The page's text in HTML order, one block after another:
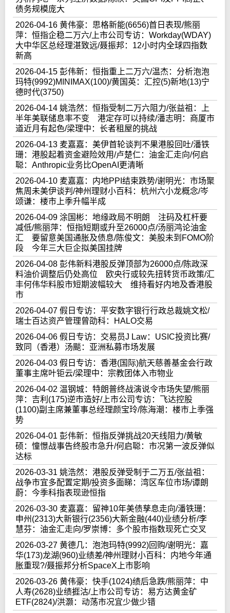
债务规模庞大
2026-04-16 黄伟豪：思格新能(6656)首日表现/熊丽
萍：恒指企稳二万六/上市公司专访：Workday(WDAY)
大中华区总经理湛致远/聂振邦：12小时内全球四指数
新高
2026-04-15 彭伟新：恒指重上二万六/温杰：分析泡泡
玛特(9992)MINIMAX(100)/黄国英：汇控(5)新地(13)宁
德时代(3750)
2026-04-14 姚浩然：恒指受制二万六阻力/张益祖：上
半年美联储息率不变 港定存可以持续/潘志明：商厦市
道近月有起色/梁理中：长者租屋的挑战
2026-04-13 麦嘉嘉：美伊首轮谈判不果港股回吐/潘铁
珊：港股起着资金避险效用/卢楚仁：油金汇走向/何启
聪：Anthropic业务比OpenAI更清晰
2026-04-10 麦嘉嘉：内地PPI结束跌势/谢明光：市场聚
焦周未美伊谈判/神州理财小百科：杭州六小龙概念/岑
颂谦：楼市上季升幅半成
2026-04-09 涂国彬：地缘政局不明朗 注码及杠杆要
减低/熊丽萍：恒指短期或升至26000点/汤丽鸿论油金
汇 要留意美国通胀及债息/陈俊文：美股未到FOMO阶
段 今年三大巨企拟美国挂牌
2026-04-08 彭伟新料港股反弹顶部为26000点/陈政深
料油价调整后仍处高位 欧央行或较先扭转货币政策/汇
丰何伟华料股市短期波幅较大 维持看好内地及香港股
市
2026-04-07 假日专访：平安数字银行行政总裁姚文松/
瑞士百达资产管理曾劭科：HALO交易
2026-04-06 假日专访：交易员J Law：USIC投资比赛/
致同（香港）汤颷：亚洲私募市场发展
2026-04-03 假日专访：香港(国际)航天慈善基金会行政
董事主席叶钜云/梁理中：宗教团体入市物业
2026-04-02 温钢城：特朗普终战演说令市场失望/熊丽
萍：吉利(175)逆市造好/上市公司专访：飞达控股
(1100)副主席兼董事总经理颜宝玲/陈海潮：楼市上季强
势
2026-04-01 彭伟新：恒指反弹挑战20天线阻力/黄敏
硕：憧憬战事告终股市急升/何启聪：市况第一波反弹似
达标
2026-03-31 姚浩然：港股反弹受制于二万五/张益祖：
战争市宜多配置定期/投资多面睇：湾区车位市场/谭朗
蔚：今季科指表现逊恒指
2026-03-30 麦嘉嘉：留神10年美债孳息走向/潘铁珊：
申州(2313)大新银行(2356)大新金融(440)业绩分析/李
慧芬：油金汇走向/罗崇博：多个股市指数现死亡交叉
2026-03-27 黄德几：泡泡玛特(9992)回购/谢明光：嘉
华(173)龙湖(960)业绩差/神州理财小百科：内地今年通
胀重现?/聂振邦分析SpaceX上市影响
2026-03-26 黄伟豪：快手(1024)绩后急跌/熊丽萍：中
人寿(2628)业绩捱沽/上市公司专访：易方达黄金矿
ETF(2824)/洪灏：动荡市况宜少做少错